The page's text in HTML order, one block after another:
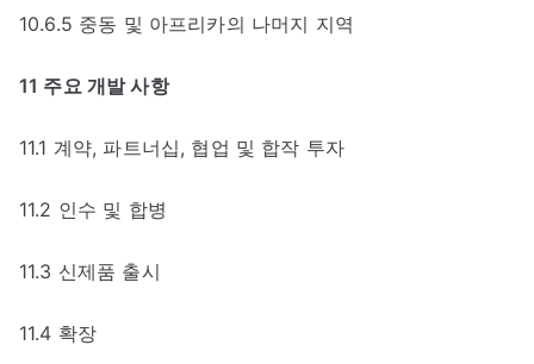
10.6.5 중동 및 아프리카의 나머지 지역
11 주요 개발 사항
11.1 계약, 파트너십, 협업 및 합작 투자
11.2 인수 및 합병
11.3 신제품 출시
11.4 확장